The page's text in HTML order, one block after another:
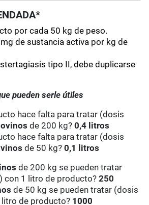
por cada 50 kg de peso.
mg de sustancia activa por kg de
tipo II, debe duplicarse
pueden serle útiles
hace falta para tratar (dosis
de 200 kg? 0,4 litros
hace falta para tratar (dosis
de 50 kg? 0,1 litros
de 200 kg se pueden tratar
con 1 litro de producto?250
de 50 kg se pueden tratar (dosis
de producto? 1000